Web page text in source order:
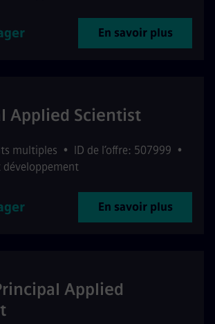
En savoir plus
Applied Scientist
multiples • ID de l’offre: 507999 •
développement
En savoir plus
Applied